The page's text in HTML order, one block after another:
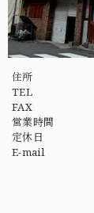
住所
TEL
FAX
営業時間
定休日
E-mail